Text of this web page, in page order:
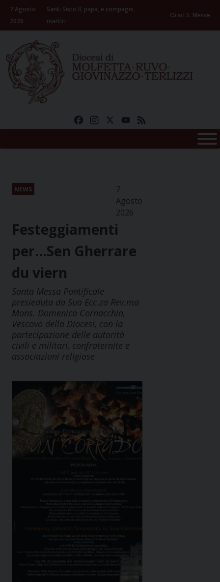
Skip
content
7 Agosto
2026
Santi Sisto II, papa, e compagni,
martiri
Orari S. Messe
FacebookInstagramYouTube
NEWS
7
Agosto
2026
Festeggiamenti
per…Sen Gherrare
du viern
Santa Messa Pontificale
presieduta da Sua Ecc.za Rev.ma
Mons. Domenico Cornacchia,
Vescovo della Diocesi, con la
partecipazione delle autorità
civili e militari, confraternite e
associazioni religiose